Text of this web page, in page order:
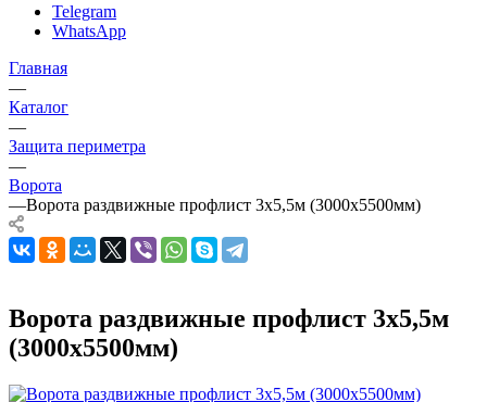
Telegram
WhatsApp
Главная
—
Каталог
—
Защита периметра
—
Ворота
—Ворота раздвижные профлист 3х5,5м (3000х5500мм)
Ворота раздвижные профлист 3х5,5м
(3000х5500мм)